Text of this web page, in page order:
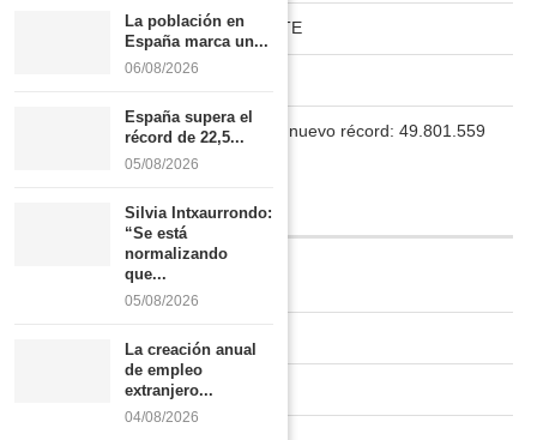
HABITAT RURAL AUTOSUFICIENTE
La población en España marca un nuevo récord: 49.801.559
INFORMACIÓN
Quiénes somos
La población en
España marca un...
06/08/2026
España supera el
récord de 22,5...
05/08/2026
Silvia Intxaurrondo:
“Se está
normalizando
que...
05/08/2026
La creación anual
de empleo
extranjero...
04/08/2026